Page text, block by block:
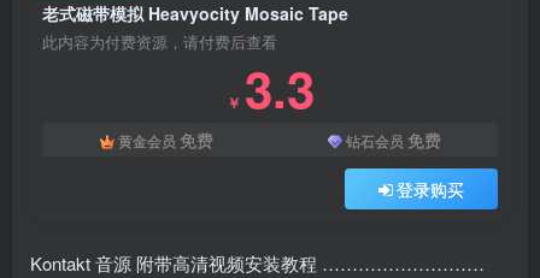
老式磁带模拟 Heavyocity Mosaic Tape
此内容为付费资源，请付费后查看
￥ 3.3
黄金会员 免费 钻石会员 免费
登录购买
Kontakt 音源 附带高清视频安装教程 ………………………